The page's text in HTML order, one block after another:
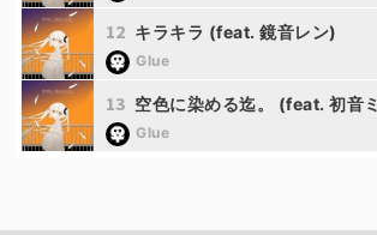
12 キラキラ (feat. 鏡音レン)
Glue
13 空色に染める迄。 (feat. 初音ミク)
Glue